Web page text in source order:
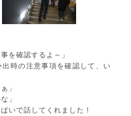
を確認するよ～」
時の注意事項を確認して、い
」
」
いで話してくれました！